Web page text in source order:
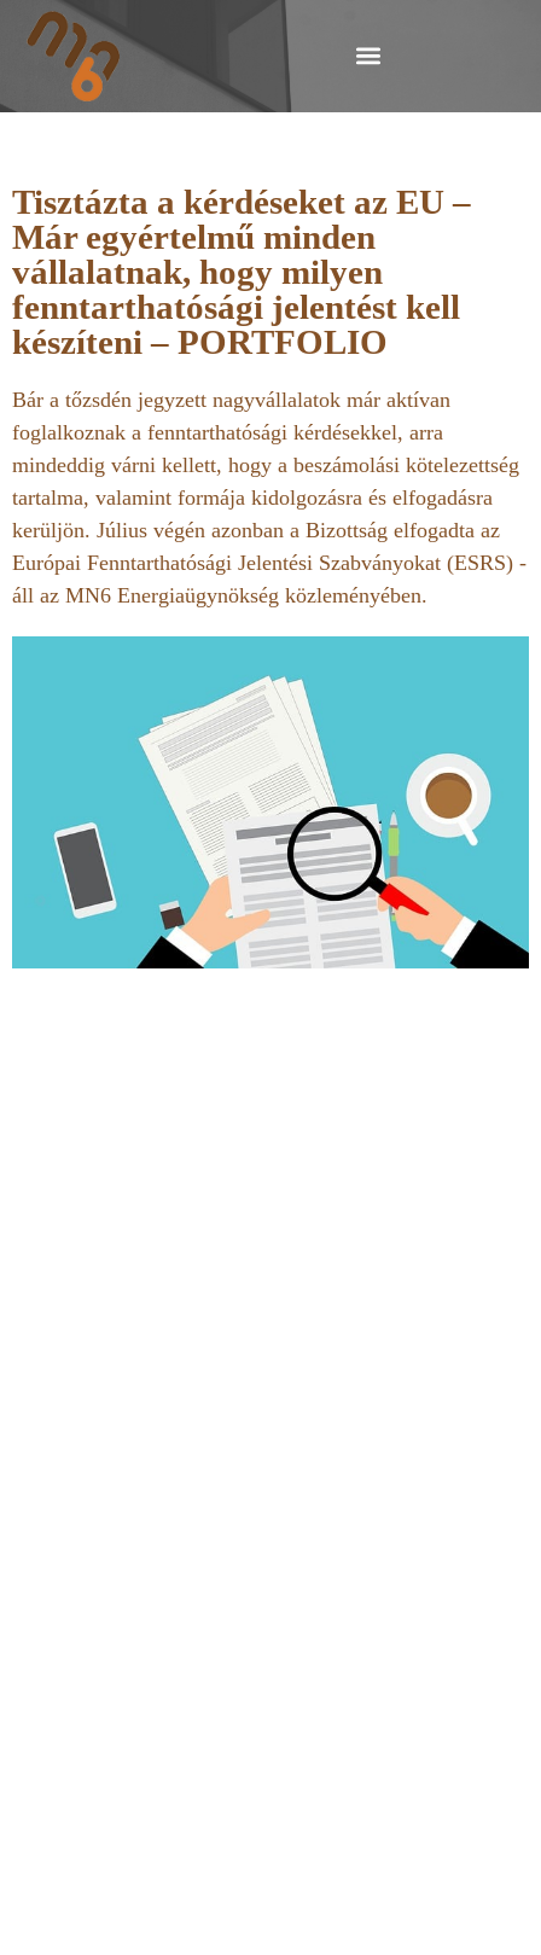
Tisztázta a kérdéseket az EU –
Már egyértelmű minden
vállalatnak, hogy milyen
fenntarthatósági jelentést kell
készíteni – PORTFOLIO
Bár a tőzsdén jegyzett nagyvállalatok már aktívan
foglalkoznak a fenntarthatósági kérdésekkel, arra
mindeddig várni kellett, hogy a beszámolási kötelezettség
tartalma, valamint formája kidolgozásra és elfogadásra
kerüljön. Július végén azonban a Bizottság elfogadta az
Európai Fenntarthatósági Jelentési Szabványokat (ESRS) -
áll az MN6 Energiaügynökség közleményében.